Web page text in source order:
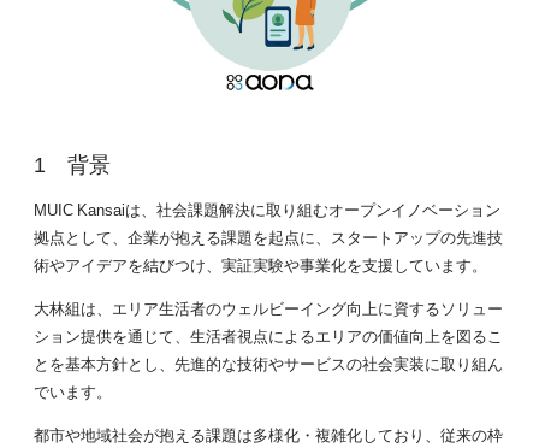
背景
MUIC Kansaiは、社会課題解決に取り組むオープンイノベーション
拠点として、企業が抱える課題を起点に、スタートアップの先進技
術やアイデアを結びつけ、実証実験や事業化を支援しています。
大林組は、エリア生活者のウェルビーイング向上に資するソリュー
ション提供を通じて、生活者視点によるエリアの価値向上を図るこ
とを基本方針とし、先進的な技術やサービスの社会実装に取り組ん
でいます。
都市や地域社会が抱える課題は多様化・複雑化しており、従来の枠